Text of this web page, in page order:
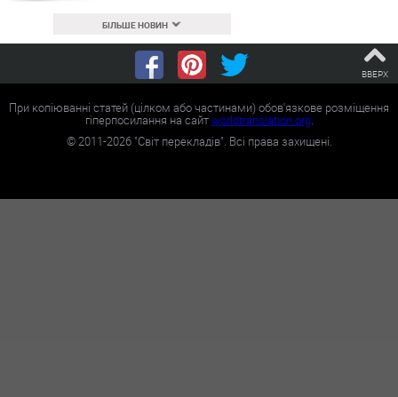
БІЛЬШЕ НОВИН
ВВЕРХ
При копіюванні статей (цілком або частинами) обов'язкове розміщення
гіперпосилання на сайтworldtranslation.org.
©2011-2026"Світ перекладів". Всі права захищені.